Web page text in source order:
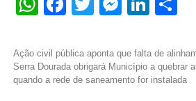
Ação civil pública aponta que falta de
Serra Dourada obrigará Município a quebrar
quando a rede de saneamento for instalada